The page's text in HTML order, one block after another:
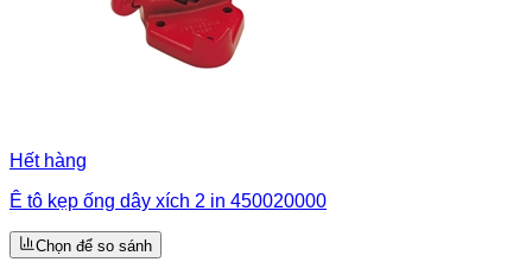
Hết hàng
Ê tô kẹp ống dây xích 2 in 450020000
Chọn để so sánh